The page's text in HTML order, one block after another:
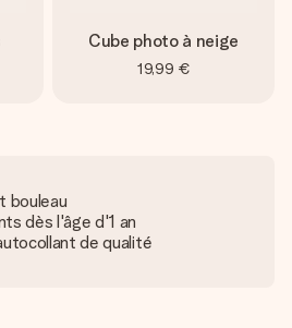
Cube photo à neige
19,99 €
bouleau
dès l'âge d'1 an
de qualité